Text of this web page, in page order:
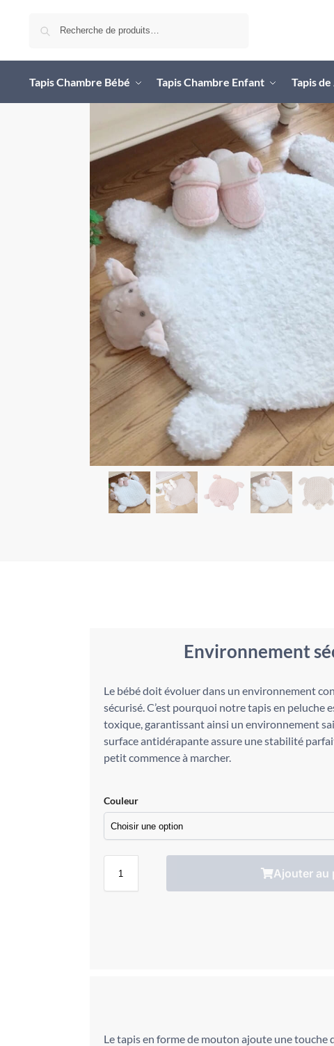
Tapis Chambre Bébé Tapis Chambre Enfant Tapis
Environnement
Le bébé doit évoluer dans un environnement
sécurisé. C’est pourquoi notre tapis en peluche
toxique, garantissant ainsi un environnement
surface antidérapante assure une stabilité
petit commence à marcher.
Couleur
Ajouter au
Le tapis en forme de mouton ajoute une touche